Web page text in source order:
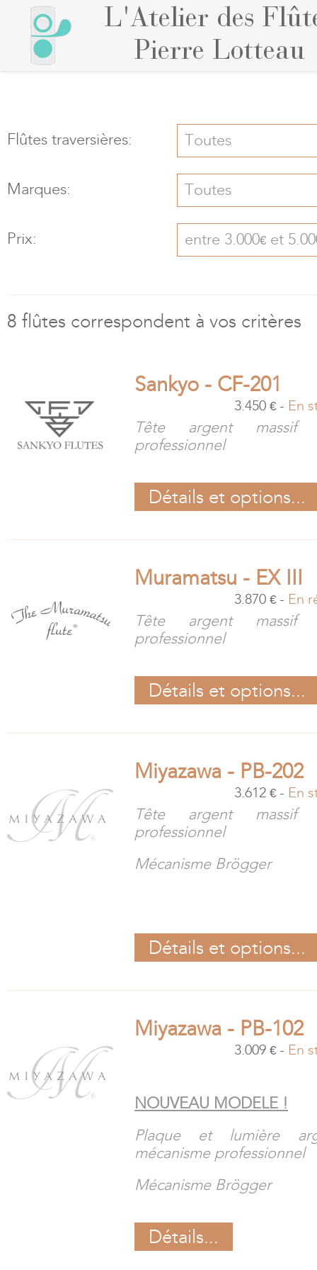
L'Atelier des
Pierre Lotteau
Flûtes traversières: Toutes
Marques: Toutes
Prix: entre 3.000€ et
8 flûtes correspondent à vos critères
Sankyo - CF-201
3.450 € - En
Tête argent massif
professionnel
Détails et options...
Muramatsu - EX III
3.870 € - En
Tête argent massif
professionnel
Détails et options...
Miyazawa - PB-202
3.612 € - En
Tête argent massif
professionnel
Mécanisme Brögger
Détails et options...
Miyazawa - PB-102
3.009 € - En
NOUVEAU MODELE !
Plaque et lumière
mécanisme professionnel
Mécanisme Brögger
Détails...